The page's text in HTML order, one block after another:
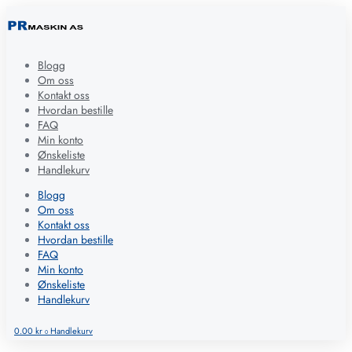
Blogg
Om oss
Kontakt oss
Hvordan bestille
FAQ
Min konto
Ønskeliste
Handlekurv
Blogg
Om oss
Kontakt oss
Hvordan bestille
FAQ
Min konto
Ønskeliste
Handlekurv
0.00kr 0 Handlekurv